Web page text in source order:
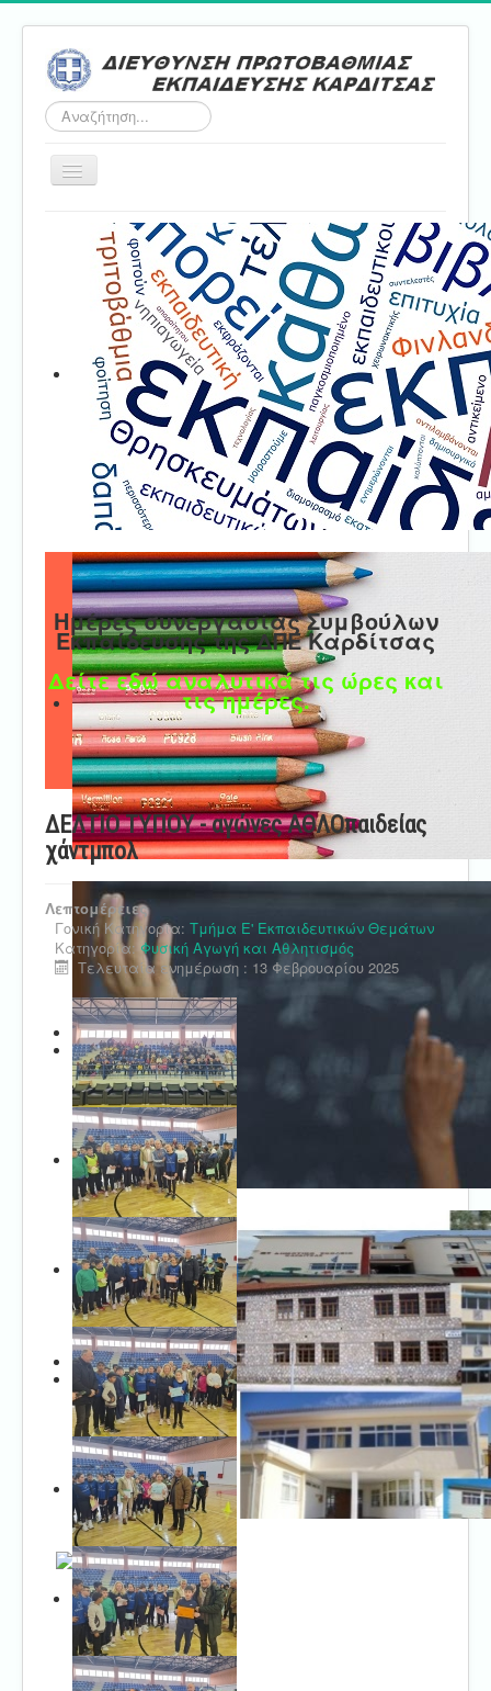
Αναζήτηση...
Εναλλαγή
Αρχική
Τμήμα Α'
Τμήμα Β'
Τμήμα Γ'
Τμήμα Δ'
Τμήμα E'
Επικοινωνία
Ημέρες συνεργασίας Συμβούλων
Εκπαίδευσης της ΔΠΕ Καρδίτσας
Δείτε εδώ αναλυτικά τις ώρες και
τις ημέρες.
ΔΕΛΤΙΟ ΤΥΠΟΥ - αγώνες ΑΘΛΟπαιδείας
χάντμπολ
Λεπτομέρειες
Γονική Κατηγορία: Τμήμα Ε' Εκπαιδευτικών Θεμάτων
Κατηγορία: Φυσική Αγωγή και Αθλητισμός
Τελευταία ενημέρωση : 13 Φεβρουαρίου 2025